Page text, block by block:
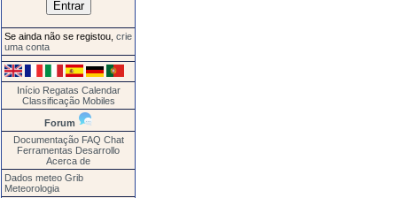
Se ainda não se registou, crie
uma conta
Início Regatas Calendar
Classificação Mobiles
Forum
Documentação FAQ Chat
Ferramentas Desarrollo
Acerca de
Dados meteo Grib
Meteorologia